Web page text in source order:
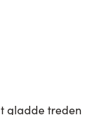
gladde treden